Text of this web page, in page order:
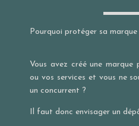
Pourquoi protéger sa
Vous avez créé une marque
ou vos services et vous ne
un concurrent ?
Il faut donc envisager un